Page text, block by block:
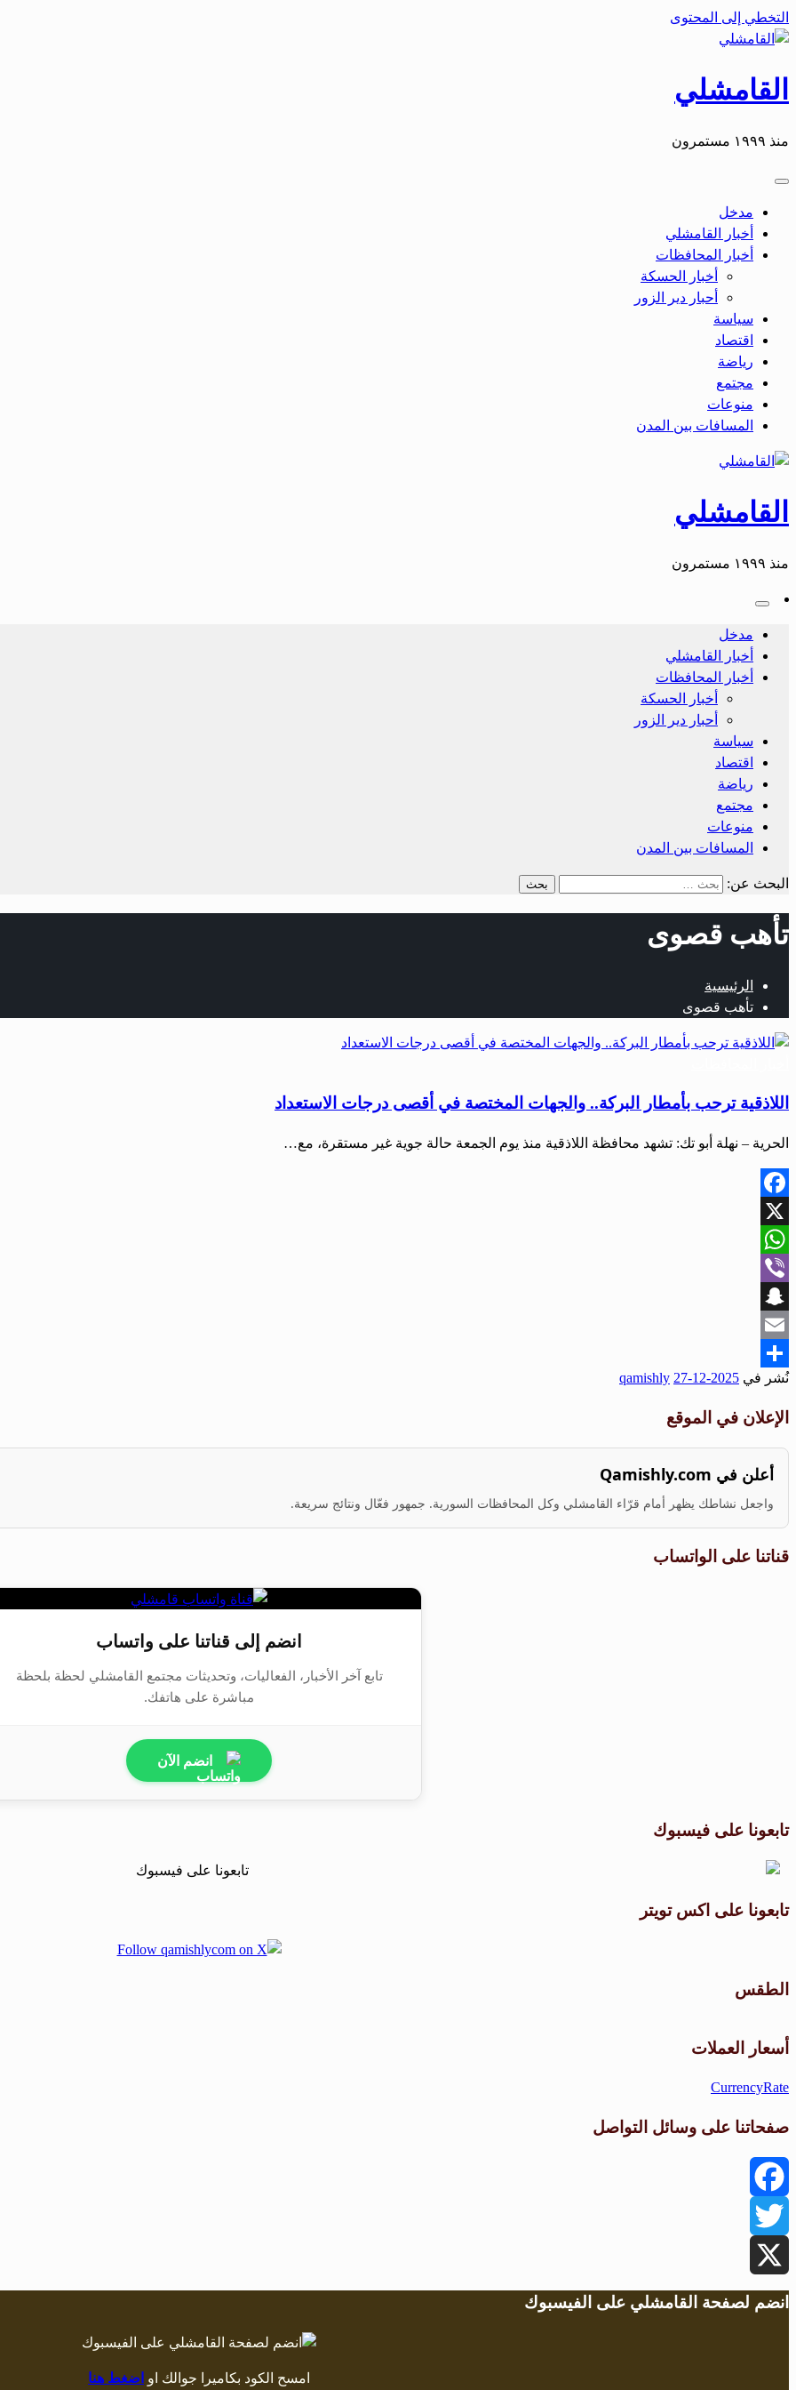
التخطي إلى المحتوى
القامشلي
منذ ١٩٩٩ مستمرون
مدخل
أخبار القامشلي
أخبار المحافظات
أخبار الحسكة
أحبار دير الزور
سياسة
اقتصاد
رياضة
مجتمع
منوعات
المسافات بين المدن
القامشلي
منذ ١٩٩٩ مستمرون
مدخل
أخبار القامشلي
أخبار المحافظات
أخبار الحسكة
أحبار دير الزور
سياسة
اقتصاد
رياضة
مجتمع
منوعات
المسافات بين المدن
البحث عن:
تأهب قصوى
الرئيسية
تأهب قصوى
اللاذقية ترحب بأمطار البركة.. والجهات المختصة في أقصى درجات الاستعداد
الحرية – نهلة أبو تك: تشهد محافظة اللاذقية منذ يوم الجمعة حالة جوية غير مستقرة، مع…
Facebook
X
WhatsApp
Viber
Snapchat
Email
Share
نُشر في 2025-12-27
qamishly
الإعلان في الموقع
أعلن في Qamishly.com
واجعل نشاطك يظهر أمام قرّاء القامشلي وكل المحافظات السورية. جمهور فعّال ونتائج سريعة.
قناتنا على الواتساب
انضم إلى قناتنا على واتساب
تابع آخر الأخبار، الفعاليات، وتحديثات مجتمع القامشلي لحظة بلحظة
مباشرة على هاتفك.
انضم الآن
تابعونا على فيسبوك
تابعونا على اكس تويتر
الطقس
أسعار العملات
CurrencyRate
صفحاتنا على وسائل التواصل
Facebook
Twitter
X
انضم لصفحة القامشلي على الفيسبوك
امسح الكود بكاميرا جوالك او اضغط هنا